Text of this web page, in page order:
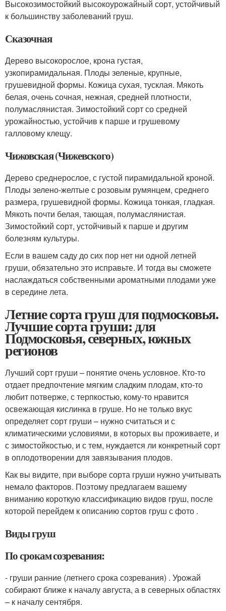
Высокозимостойкий высокоурожайный сорт, устойчивый
к большинству заболеваний груш.
Сказочная
Дерево высокорослое, крона густая,
узкопирамидальная. Плоды зеленые, крупные,
грушевидной формы. Кожица сухая, тусклая. Мякоть
белая, очень сочная, нежная, средней плотности,
полумаслянистая. Зимостойкий сорт со средней
урожайностью, устойчив к парше и грушевому
галловому клещу.
Чижовская (Чижевского)
Дерево среднерослое, с густой пирамидальной кроной.
Плоды зелено-желтые с розовым румянцем, среднего
размера, грушевидной формы. Кожица тонкая, гладкая.
Мякоть почти белая, тающая, полумаслянистая.
Зимостойкий сорт, устойчивый к парше и другим
болезням культуры.
Если в вашем саду до сих пор нет ни одной летней
груши, обязательно это исправьте. И тогда вы сможете
наслаждаться собственными ароматными плодами уже
в середине лета.
Летние сорта груш для подмосковья.
Лучшие сорта груши: для
Подмосковья, северных, южных
регионов
Лучший сорт груши – понятие очень условное. Кто-то
отдает предпочтение мягким сладким плодам, кто-то
любит потверже, с терпкостью, кому-то нравится
освежающая кислинка в груше. Но не только вкус
определяет сорт груши – нужно считаться и с
климатическими условиями, в которых вы проживаете, и
с зимостойкостью, и с тем, нуждается ли конкретный сорт
в оплодотворении для завязывания плодов.
Как вы видите, при выборе сорта груши нужно учитывать
немало факторов. Поэтому предлагаем вашему
вниманию короткую классификацию видов груш, после
которой перейдем к описанию сортов груш с фото .
Виды груш
По срокам созревания:
- груши ранние (летнего срока созревания) . Урожай
собирают ближе к началу августа, а в северных областях
– к началу сентября.